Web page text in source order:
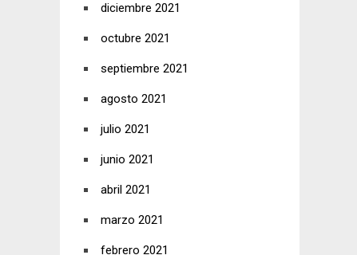
diciembre 2021
octubre 2021
septiembre 2021
agosto 2021
julio 2021
junio 2021
abril 2021
marzo 2021
febrero 2021